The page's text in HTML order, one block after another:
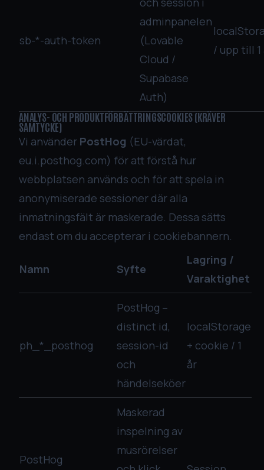
sb-*-auth-token
adminpanelen
(Lovable
Cloud /
Supabase
Auth)
/ upp till 1
ANALYS- OCH PRODUKTFÖRBÄTTRINGSCOOKIES (KRÄVER
SAMTYCKE)
Vi använder PostHog (EU-värdat,
eu.i.posthog.com) för att förstå hur
webbplatsen används och för att spela in
anonymiserade sessioner där alla
inmatningsfält är maskerade. Dessa sätts
endast om du accepterar i cookiebannern.
Namn Syfte
Lagring /
Varaktighet
ph_*_posthog
PostHog –
distinct id,
session-id
och
händelseköer
localStorage
+ cookie / 1
år
PostHog
Maskerad
inspelning av
musrörelser